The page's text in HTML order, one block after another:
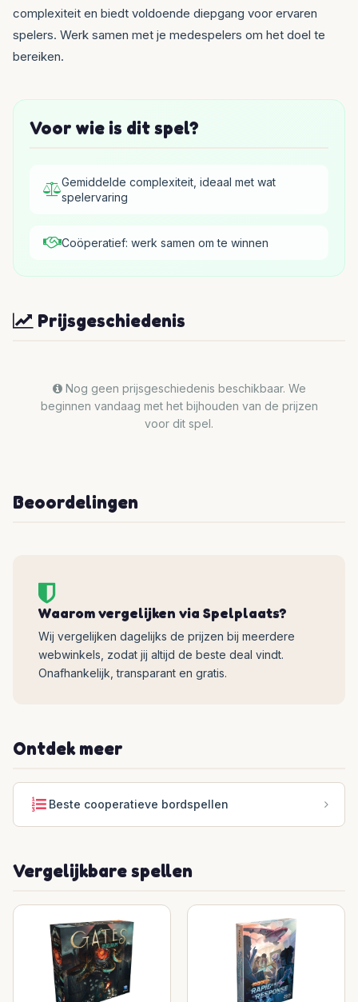
complexiteit en biedt voldoende diepgang voor ervaren
spelers. Werk samen met je medespelers om het doel te
bereiken.
Voor wie is dit spel?
Gemiddelde complexiteit, ideaal met wat
spelervaring
Coöperatief: werk samen om te winnen
Prijsgeschiedenis
Nog geen prijsgeschiedenis beschikbaar. We
beginnen vandaag met het bijhouden van de prijzen
voor dit spel.
Beoordelingen
Waarom vergelijken via Spelplaats?
Wij vergelijken dagelijks de prijzen bij meerdere
webwinkels, zodat jij altijd de beste deal vindt.
Onafhankelijk, transparant en gratis.
Ontdek meer
Beste cooperatieve bordspellen
Vergelijkbare spellen